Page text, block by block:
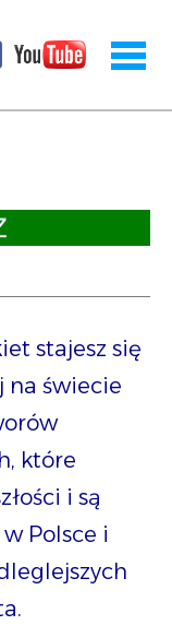
stajesz się
na świecie
które
i są
Polsce i